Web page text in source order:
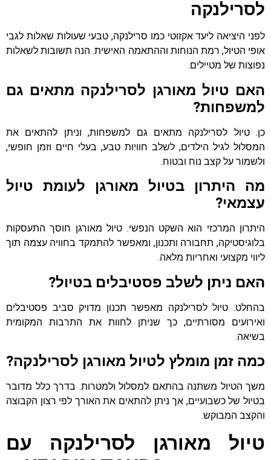
לסרילנקה
לפני היציאה ליעד אקזוטי כמו סרילנקה, טבעי שעולות שאלות לגבי
אופי הטיול, רמת הנוחות וההתאמה האישית. הנה תשובות לשאלות
נפוצות של מטיילים.
האם טיול מאורגן לסרילנקה מתאים גם
למשפחות?
כן. טיול לסרילנקה מתאים גם למשפחות, וניתן להתאים את
המסלול לגיל הילדים, לשלב חוויות טבע, בעלי חיים וזמן חופשי,
ולשמור על קצב נוח ובטוח.
מה היתרון בטיול מאורגן לעומת טיול
עצמאי?
היתרון המרכזי הוא השקט הנפשי. טיול מאורגן חוסך התעסקות
בלוגיסטיקה, תחבורה ותכנון, ומאפשר להתמקד בחוויה עצמה תוך
ליווי מקצועי ואחריות מלאה.
האם ניתן לשלב פסטיבלים בטיול?
בהחלט. טיול לסרילנקה מאפשר תכנון מדויק סביב פסטיבלים
ואירועים מסורתיים, כך שניתן לחוות את התרבות המקומית
בשיאה.
כמה זמן מומלץ לטיול מאורגן לסרילנקה?
משך הטיול משתנה בהתאם למסלול ולמטרות. בדרך כלל מדובר
בטיול של כשבועיים, אך ניתן להתאים את האורך לפי רצון הקבוצה
והקצב המבוקש.
טיול מאורגן לסרילנקה עם